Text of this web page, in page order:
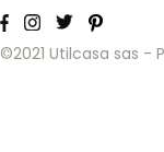
©2021 Utilcasa sas -